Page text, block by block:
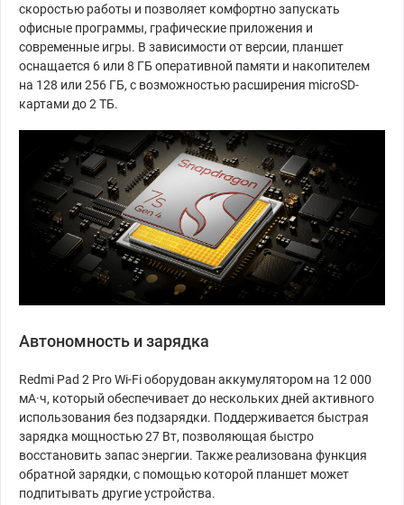
скоростью работы и позволяет комфортно запускать
офисные программы, графические приложения и
современные игры. В зависимости от версии, планшет
оснащается 6 или 8 ГБ оперативной памяти и накопителем
на 128 или 256 ГБ, с возможностью расширения microSD-
картами до 2 ТБ.
Автономность и зарядка
Redmi Pad 2 Pro Wi-Fi оборудован аккумулятором на 12 000
мА·ч, который обеспечивает до нескольких дней активного
использования без подзарядки. Поддерживается быстрая
зарядка мощностью 27 Вт, позволяющая быстро
восстановить запас энергии. Также реализована функция
обратной зарядки, с помощью которой планшет может
подпитывать другие устройства.